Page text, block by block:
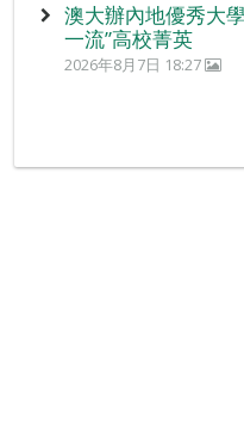
澳大辦內地優秀大
一流”高校菁英
2026年8月7日 18:27